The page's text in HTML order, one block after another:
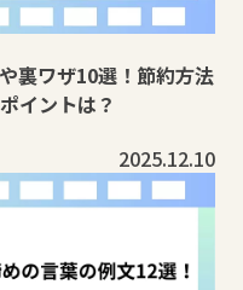
裏ワザ10選！節約方法
イントは？
2025.12.10